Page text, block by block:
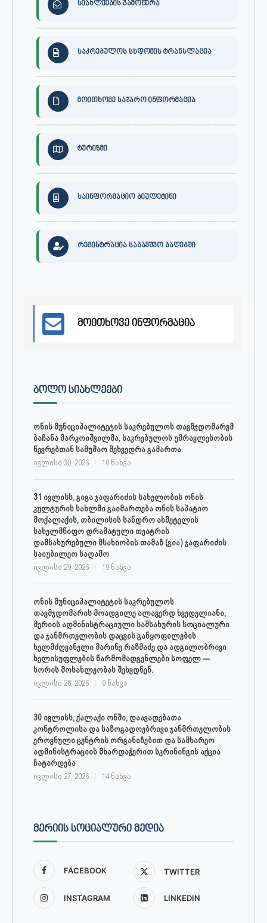
სიახლეების გამოწერა
საკრებულოს სხდომის ტრანსლაცია
მოითხოვე საჯარო ინფორმაცია
ტურიზმი
საინფორმაციო ბიულეტინი
რეგისტრაცია საბავშვო ბაღებში
მოითხოვე ინფორმაცია
ᲑᲝᲚᲝ ᲡᲘᲐᲮᲚᲔᲔᲑᲘ
ონის მუნიციპალიტეტის საკრებულოს თავმჯდომარემ
ბაჩანა მარკოიშვილმა, საკრებულოს უმრავლესობის
წევრებთან სამუშაო შეხვედრა გამართა.
ივლისი 30, 2026 10 ნახვა
31 ივლისს, გიგა ჯაფარიძის სახელობის ონის
კულტურის სახლში გაიმართება ონის საპატიო
მოქალაქის, თბილისის სანდრო ახმეტელის
სახელმწიფო დრამატული თეატრის
დამსახურებული მსახიობის თამაზ (გია) ჯაფარიძის
საიუბილეო საღამო
ივლისი 29, 2026 19 ნახვა
ონის მუნიციპალიტეტის საკრებულოს
თავმჯდომარის მოადგილე ალავერდ ხვედელიანი,
მერიის ადმინისტრაციული სამსახურის სოციალური
და ჯანმრთელობის დაცვის განყოფილების
ხელმძღვანელი მარინე რაზმაძე და ადგილობრივი
ხელისუფლების წარმომადგენლები სოფელ —
სორის მოსახლეობას შეხვდნენ.
ივლისი 28, 2026 9 ნახვა
30 ივლისს, ქალაქი ონში, დაავადებათა
კონტროლისა და საზოგადოებრივი ჯანმრთელობის
ეროვნული ცენტრის ორგანიზებით და სამხარეო
ადმინისტრაციის მხარდაჭერით სკრინინგის აქცია
ჩატარდება
ივლისი 27, 2026 14 ნახვა
ᲛᲔᲠᲘᲘᲡ ᲡᲝᲪᲘᲐᲚᲣᲠᲘ ᲛᲔᲓᲘᲐ
FACEBOOK TWITTER
INSTAGRAM LINKEDIN